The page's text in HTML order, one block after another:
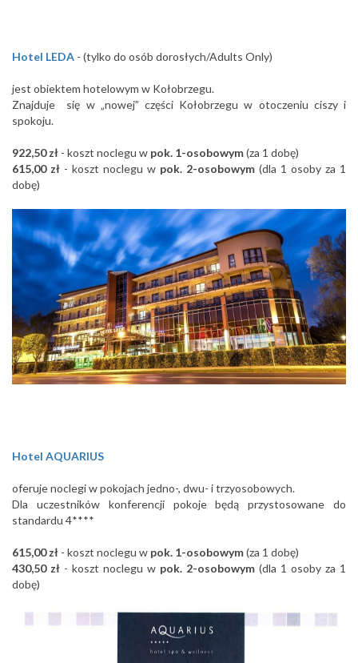
Hotel LEDA - (tylko do osób dorosłych/Adults Only)
jest obiektem hotelowym w Kołobrzegu.
Znajduje się w „nowej” części Kołobrzegu w otoczeniu ciszy i
spokoju.
922,50 zł - koszt noclegu w pok. 1-osobowym(za 1 dobę)
615,00 zł - koszt noclegu w pok. 2-osobowym (dla 1 osoby za 1
dobę)
Hotel AQUARIUS
oferuje noclegi w pokojach jedno-, dwu- i trzyosobowych.
Dla uczestników konferencji pokoje będą przystosowane do
standardu 4****
615,00 zł - koszt noclegu w pok. 1-osobowym(za 1 dobę)
430,50 zł - koszt noclegu w pok. 2-osobowym (dla 1 osoby za 1
dobę)